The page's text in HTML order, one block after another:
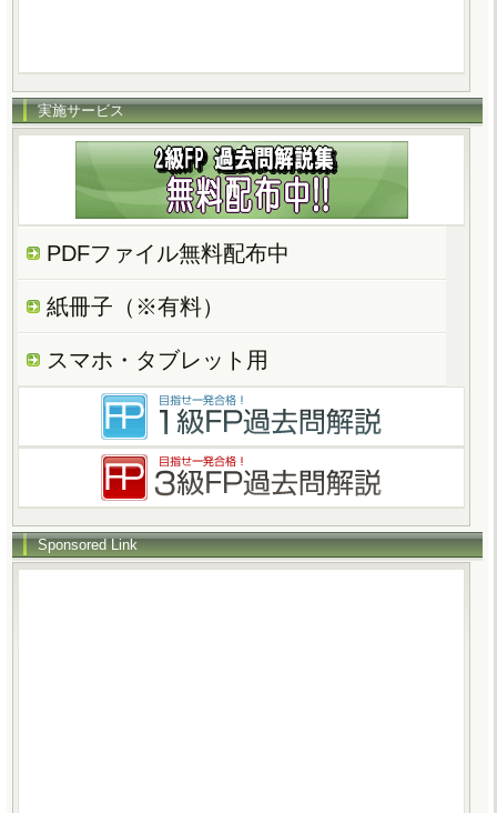
実施サービス
PDFファイル無料配布中
紙冊子（※有料）
スマホ・タブレット用
Sponsored Link